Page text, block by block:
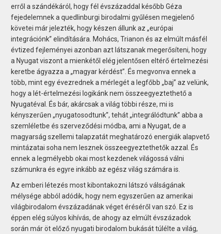
erről a szándékáról, hogy fél évszázaddal később Géza
fejedelemnek a quedlinburgi birodalmi gyűlésen megjelenő
követei már jelezték, hogy készen állunk az „európai
integrációnk” elindítására. Mohács, Trianon és az elmúlt másfél
évtized fejleményei azonban azt látszanak megerősíteni, hogy
a Nyugat viszont a mienkétől elég jelentősen eltérő értelmezési
keretbe ágyazza a „magyar kérdést”. És megvonva ennek a
több, mint egy évezrednek a mérlegét a legfőbb „baj” az velünk,
hogy a lét-értelmezési logikánk nem összeegyeztethető a
Nyugatéval. És bár, akárcsak a világ többi része, mi is
kényszerűen „nyugatosodtunk”, tehát „integrálódtunk” abba a
szemléletbe és szerveződési módba, ami a Nyugat, de a
magyarság szellemi talapzatát meghatározó energiák alapvető
mintázatai soha nem lesznek összeegyeztethetők azzal. És
ennek a legmélyebb okai most kezdenek világossá válni
számunkra és egyre inkább az egész világ számára is.
Az emberi létezés most kibontakozni látszó válságának
mélysége abból adódik, hogy nem egyszerűen az amerikai
világbirodalom évszázadának véget éréséről van szó. Ez is
éppen elég súlyos kihívás, de ahogy az elmúlt évszázadok
során már öt előző nyugati birodalom bukását túlélte a világ,